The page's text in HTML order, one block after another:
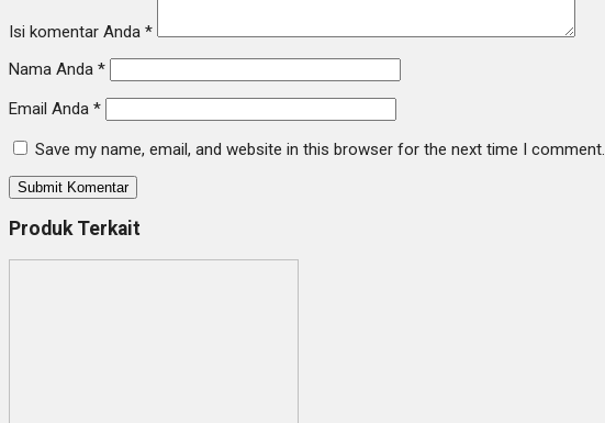
Isi komentar Anda *
Nama Anda *
Email Anda *
Save my name, email, and website in this browser for the next time I comment.
Produk Terkait